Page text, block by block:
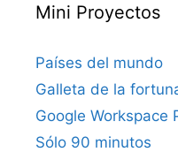
Mini Proyectos
Países del mundo
Galleta de la
Google Workspace
Sólo 90 minutos